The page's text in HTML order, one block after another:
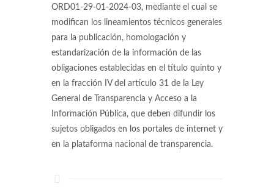
ORD01-29-01-2024-03, mediante el cual se
modifican los lineamientos técnicos generales
para la publicación, homologación y
estandarización de la información de las
obligaciones establecidas en el título quinto y
en la fracción IV del artículo 31 de la Ley
General de Transparencia y Acceso a la
Información Pública, que deben difundir los
sujetos obligados en los portales de internet y
en la plataforma nacional de transparencia.